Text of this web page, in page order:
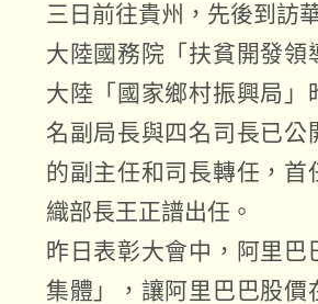
三日前往貴州，先後到訪
大陸國務院「扶貧開發
大陸「國家鄉村振興局
名副局長與四名司長已
的副主任和司長轉任，
織部長王正譜出任。
昨日表彰大會中，阿里
集體」，讓阿里巴巴股